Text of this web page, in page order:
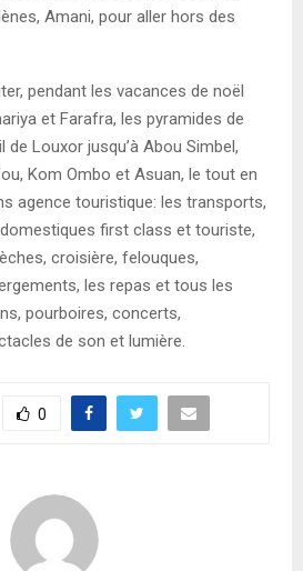
Amani, pour aller hors des
pendant les vacances de noël
et Farafra, les pyramides de
de Louxor jusqu’à Abou Simbel,
Kom Ombo et Asuan, le tout en
agence touristique: les transports,
first class et touriste,
croisière, felouques,
les repas et tous les
pourboires, concerts,
de son et lumière.
0